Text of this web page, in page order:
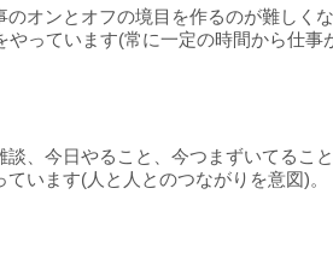
のオンとオフの境目を作るのが難しく
やっています(常に一定の時間から仕事
談、今日やること、今つまずいてるこ
います(人と人とのつながりを意図)。